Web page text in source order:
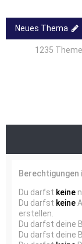
Neues Thema
1235
Berechtigungen
Du darfst keine
Du darfst keine
erstellen.
Du darfst deine
Du darfst deine